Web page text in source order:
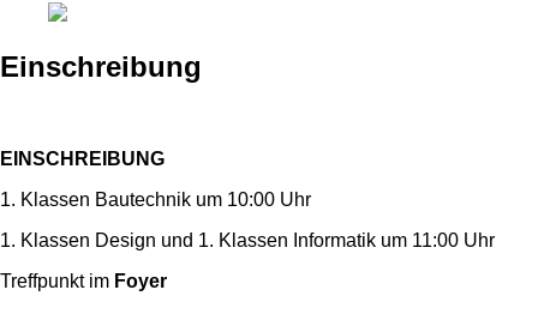
Einschreibung
EINSCHREIBUNG
1. Klassen Bautechnik um 10:00 Uhr
1. Klassen Design und 1. Klassen Informatik um 11:00 Uhr
Treffpunkt im Foyer